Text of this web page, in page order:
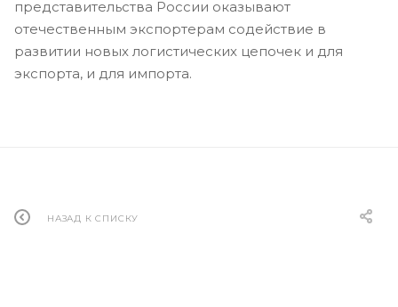
представительства России оказывают
отечественным экспортерам содействие в
развитии новых логистических цепочек и для
экспорта, и для импорта.
НАЗАД К СПИСКУ